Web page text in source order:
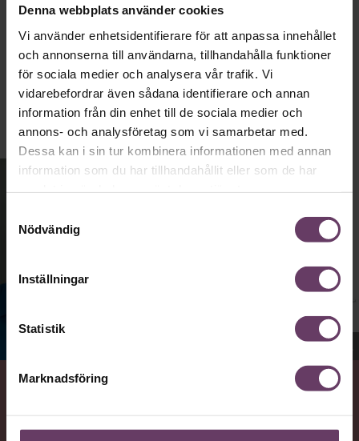
Denna webbplats använder cookies
Vi använder enhetsidentifierare för att anpassa innehållet
och annonserna till användarna, tillhandahålla funktioner
för sociala medier och analysera vår trafik. Vi
vidarebefordrar även sådana identifierare och annan
information från din enhet till de sociala medier och
annons- och analysföretag som vi samarbetar med.
Dessa kan i sin tur kombinera informationen med annan
information som du har tillhandahållit eller som de har
Nödvändig
Inställningar
Statistik
Marknadsföring
Ledarskap
Text: Fredrik Kullberg
Publicerad2026-08-03
Statsvetaren Jenny Madestam, lektor vid Södertörns
Jenny Madestam, docent i statsvetenskap.